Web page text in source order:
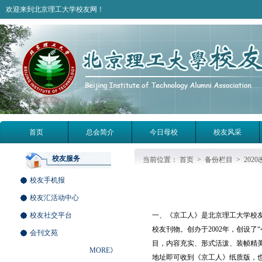
欢迎来到北京理工大学校友网！
首页 总会简介 今日母校 校友风采
校友服务
校友手机报
校友汇活动中心
校友社交平台
会刊文苑
MORE》
当前位置： 首页 > 备份栏目 > 2020
一、《京工人》是北京理工大学校
校友刊物。创办于2002年，创设了
目，内容充实、形式活泼、装帧精
地址即可收到《京工人》纸质版，